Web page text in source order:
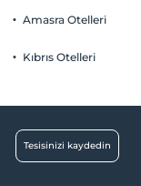
Amasra Otelleri
Kıbrıs Otelleri
Tesisinizi kaydedin